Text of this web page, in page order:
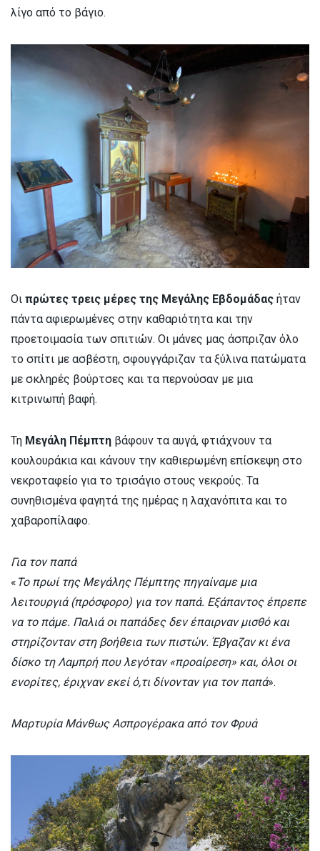
λίγο από το βάγιο.
Οι πρώτες τρεις μέρες της Μεγάλης Εβδομάδας ήταν
πάντα αφιερωμένες στην καθαριότητα και την
προετοιμασία των σπιτιών. Οι μάνες μας άσπριζαν όλο
το σπίτι με ασβέστη, σφουγγάριζαν τα ξύλινα πατώματα
με σκληρές βούρτσες και τα περνούσαν με μια
κιτρινωπή βαφή.
Τη Μεγάλη Πέμπτη βάφουν τα αυγά, φτιάχνουν τα
κουλουράκια και κάνουν την καθιερωμένη επίσκεψη στο
νεκροταφείο για το τρισάγιο στους νεκρούς. Τα
συνηθισμένα φαγητά της ημέρας η λαχανόπιτα και το
χαβαροπίλαφο.
Για τον παπά
« Το πρωί της Μεγάλης Πέμπτης πηγαίναμε μια
λειτουργιά (πρόσφορο) για τον παπά. Εξάπαντος έπρεπε
να το πάμε. Παλιά οι παπάδες δεν έπαιρναν μισθό και
στηρίζονταν στη βοήθεια των πιστών. Έβγαζαν κι ένα
δίσκο τη Λαμπρή που λεγόταν «προαίρεση» και, όλοι οι
ενορίτες, έριχναν εκεί ό,τι δίνονταν για τον παπά».
Μαρτυρία Μάνθως Ασπρογέρακα από τον Φρυά